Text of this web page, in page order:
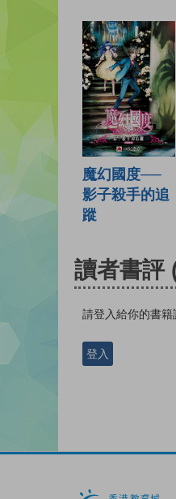
魔幻國度──
影子殺手的追
蹤
讀者書評
請登入給你的書籍
登入